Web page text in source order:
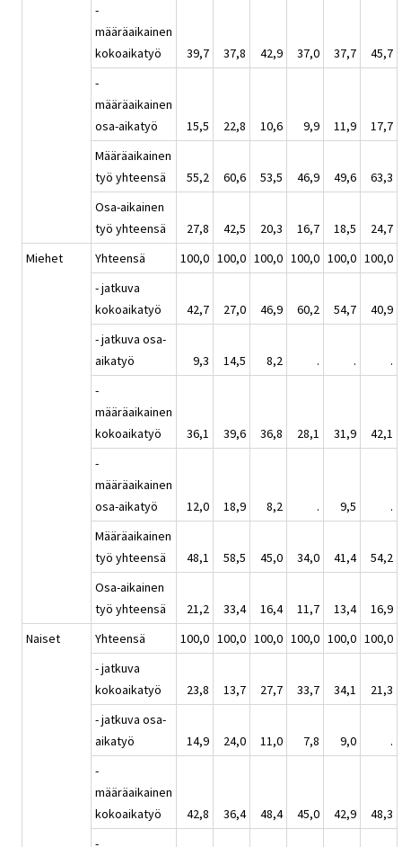
-
määräaikainen
kokoaikatyö
39,7 37,8 42,9 37,0 37,7
45,7
-
määräaikainen
osa-aikatyö
15,5 22,8 10,6 9,9 11,9
17,7
Määräaikainen
työ yhteensä
55,2 60,6 53,5 46,9 49,6
63,3
Osa-aikainen
työ yhteensä
27,8 42,5 20,3 16,7 18,5
24,7
Miehet
Yhteensä 100,0 100,0 100,0 100,0 100,0 100,0
- jatkuva
kokoaikatyö
42,7 27,0 46,9 60,2 54,7
40,9
- jatkuva osa-
aikatyö
9,3 14,5 8,2 . .
.
-
määräaikainen
kokoaikatyö
36,1 39,6 36,8 28,1 31,9
42,1
-
määräaikainen
osa-aikatyö
12,0 18,9 8,2 . 9,5
.
Määräaikainen
työ yhteensä
48,1 58,5 45,0 34,0 41,4
54,2
Osa-aikainen
työ yhteensä
21,2 33,4 16,4 11,7 13,4
16,9
Naiset
Yhteensä 100,0 100,0 100,0 100,0 100,0 100,0
- jatkuva
kokoaikatyö
23,8 13,7 27,7 33,7 34,1
21,3
- jatkuva osa-
aikatyö
14,9 24,0 11,0 7,8 9,0
.
-
määräaikainen
kokoaikatyö
42,8 36,4 48,4 45,0 42,9
48,3
-